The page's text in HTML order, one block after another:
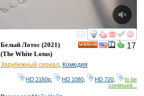
смотреть
17
Белый Лотос (2021)
(The White Lotus)
Зарубежный сериал, Комедия
HD 2160р, HD 1080, HD 720,
to be
continued...